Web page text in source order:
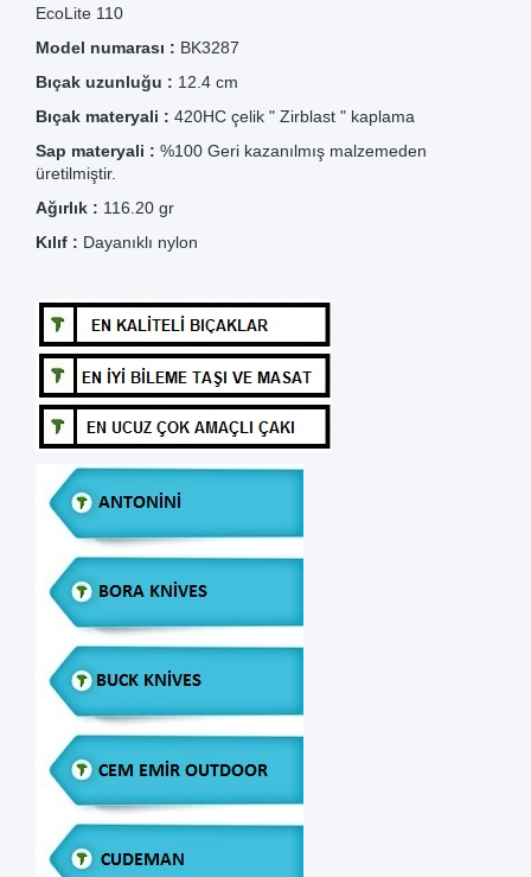
EcoLite 110
Model numarası : BK3287
Bıçak uzunluğu : 12.4 cm
Bıçak materyali : 420HC çelik " Zirblast " kaplama
Sap materyali : %100 Geri kazanılmış malzemeden
üretilmiştir.
Ağırlık : 116.20 gr
Kılıf : Dayanıklı nylon